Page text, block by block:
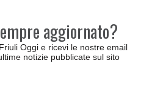
aggiornato?
Oggi e ricevi le nostre email
notizie pubblicate sul sito